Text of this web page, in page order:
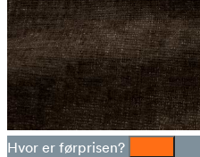
Hvor er førprisen?